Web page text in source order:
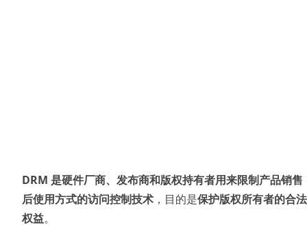
DRM 是硬件厂商、发布商和版权持有者用来限制产品销售
后使用方式的访问控制技术 ，目的是保护版权所有者的合法
权益。